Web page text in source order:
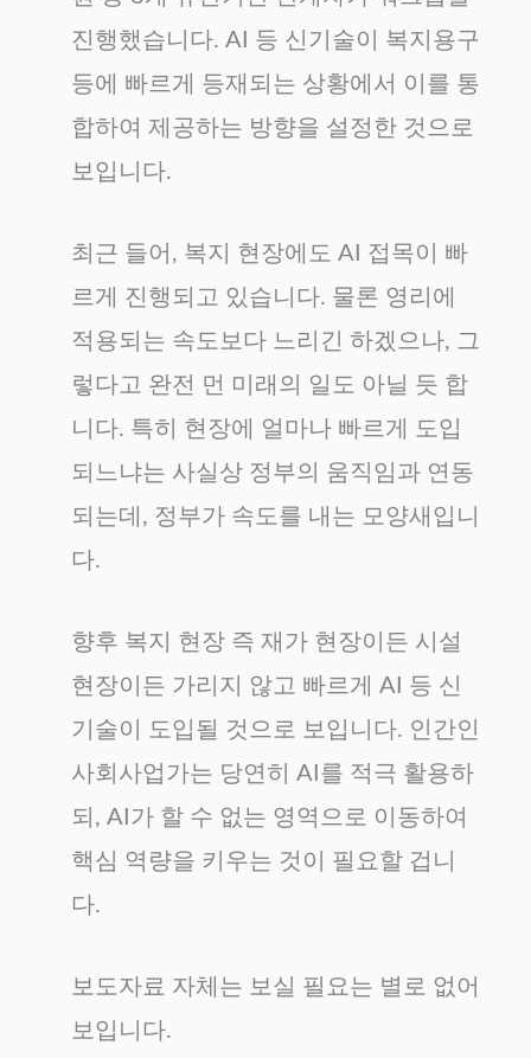
진행했습니다. AI 등 신기술이 복지용구
등에 빠르게 등재되는 상황에서 이를 통
합하여 제공하는 방향을 설정한 것으로
보입니다.
최근 들어, 복지 현장에도 AI 접목이 빠
르게 진행되고 있습니다. 물론 영리에
적용되는 속도보다 느리긴 하겠으나, 그
렇다고 완전 먼 미래의 일도 아닐 듯 합
니다. 특히 현장에 얼마나 빠르게 도입
되느냐는 사실상 정부의 움직임과 연동
되는데, 정부가 속도를 내는 모양새입니
다.
향후 복지 현장 즉 재가 현장이든 시설
현장이든 가리지 않고 빠르게 AI 등 신
기술이 도입될 것으로 보입니다. 인간인
사회사업가는 당연히 AI를 적극 활용하
되, AI가 할 수 없는 영역으로 이동하여
핵심 역량을 키우는 것이 필요할 겁니
다.
보도자료 자체는 보실 필요는 별로 없어
보입니다.